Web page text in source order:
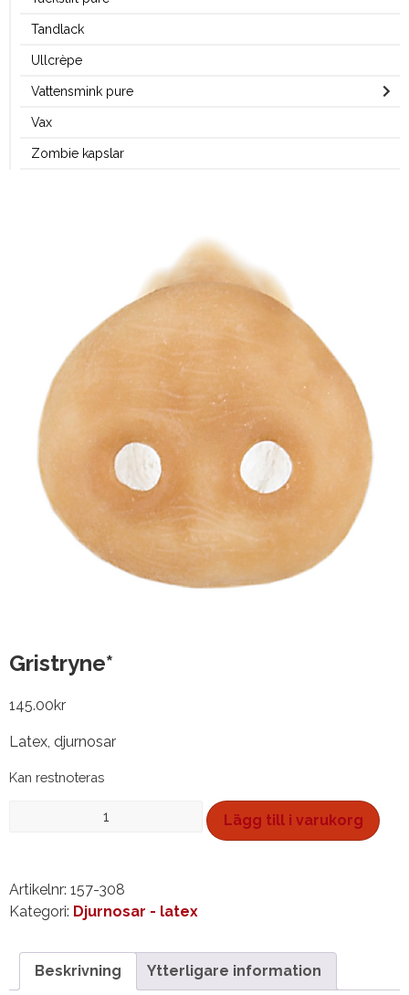
Tandlack
Ullcrèpe
Vattensmink pure
Vax
Zombie kapslar
Gristryne*
145.00kr
Latex, djurnosar
Kan restnoteras
Lägg till i varukorg
Artikelnr: 157-308
Kategori: Djurnosar - latex
Beskrivning Ytterligare information